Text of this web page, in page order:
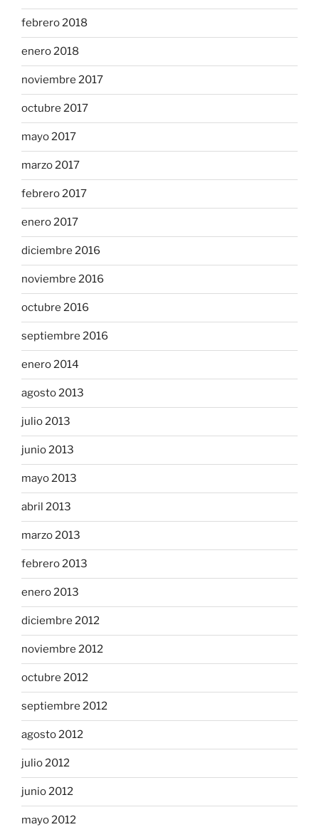
febrero 2018
enero 2018
noviembre 2017
octubre 2017
mayo 2017
marzo 2017
febrero 2017
enero 2017
diciembre 2016
noviembre 2016
octubre 2016
septiembre 2016
enero 2014
agosto 2013
julio 2013
junio 2013
mayo 2013
abril 2013
marzo 2013
febrero 2013
enero 2013
diciembre 2012
noviembre 2012
octubre 2012
septiembre 2012
agosto 2012
julio 2012
junio 2012
mayo 2012